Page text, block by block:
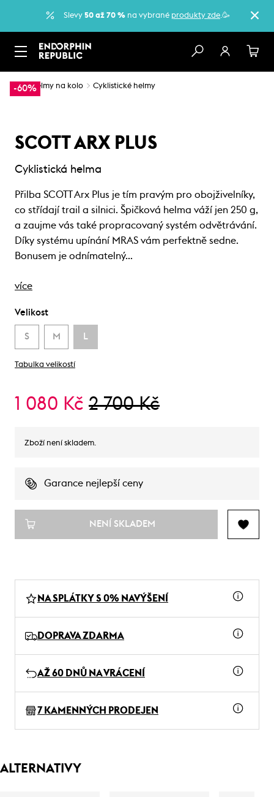
Slevy 50 až 70 % na vybrané produkty zde.🥳
-60%
… Helmy na kolo Cyklistické helmy
SCOTT ARX PLUS
Cyklistická helma
Přilba SCOTT Arx Plus je tím pravým pro obojživelníky,
co střídají trail a silnici. Špičková helma váží jen 250 g,
a zaujme vás také propracovaný systém odvětrávání.
Díky systému upínání MRAS vám perfektně sedne.
Bonusem je odnímatelný…
více
Velikost
S M L
Tabulka velikostí
1 080 Kč 2 700 Kč
Zboží není skladem.
Garance nejlepší ceny
NENÍ SKLADEM
NA SPLÁTKY S 0% NAVÝŠENÍ
DOPRAVA ZDARMA
AŽ 60 DNŮ NA VRÁCENÍ
7 KAMENNÝCH PRODEJEN
ALTERNATIVY